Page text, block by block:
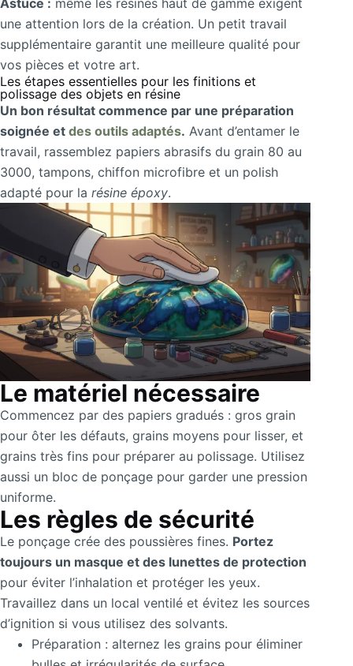
Astuce : même les résines haut de gamme exigent
une attention lors de la création. Un petit travail
supplémentaire garantit une meilleure qualité pour
vos pièces et votre art.
Les étapes essentielles pour les finitions et
polissage des objets en résine
Un bon résultat commence par une préparation
soignée et des outils adaptés. Avant d’entamer le
travail, rassemblez papiers abrasifs du grain 80 au
3000, tampons, chiffon microfibre et un polish
adapté pour la résine époxy.
Le matériel nécessaire
Commencez par des papiers gradués : gros grain
pour ôter les défauts, grains moyens pour lisser, et
grains très fins pour préparer au polissage. Utilisez
aussi un bloc de ponçage pour garder une pression
uniforme.
Les règles de sécurité
Le ponçage crée des poussières fines. Portez
toujours un masque et des lunettes de protection
pour éviter l’inhalation et protéger les yeux.
Travaillez dans un local ventilé et évitez les sources
d’ignition si vous utilisez des solvants.
Préparation : alternez les grains pour éliminer